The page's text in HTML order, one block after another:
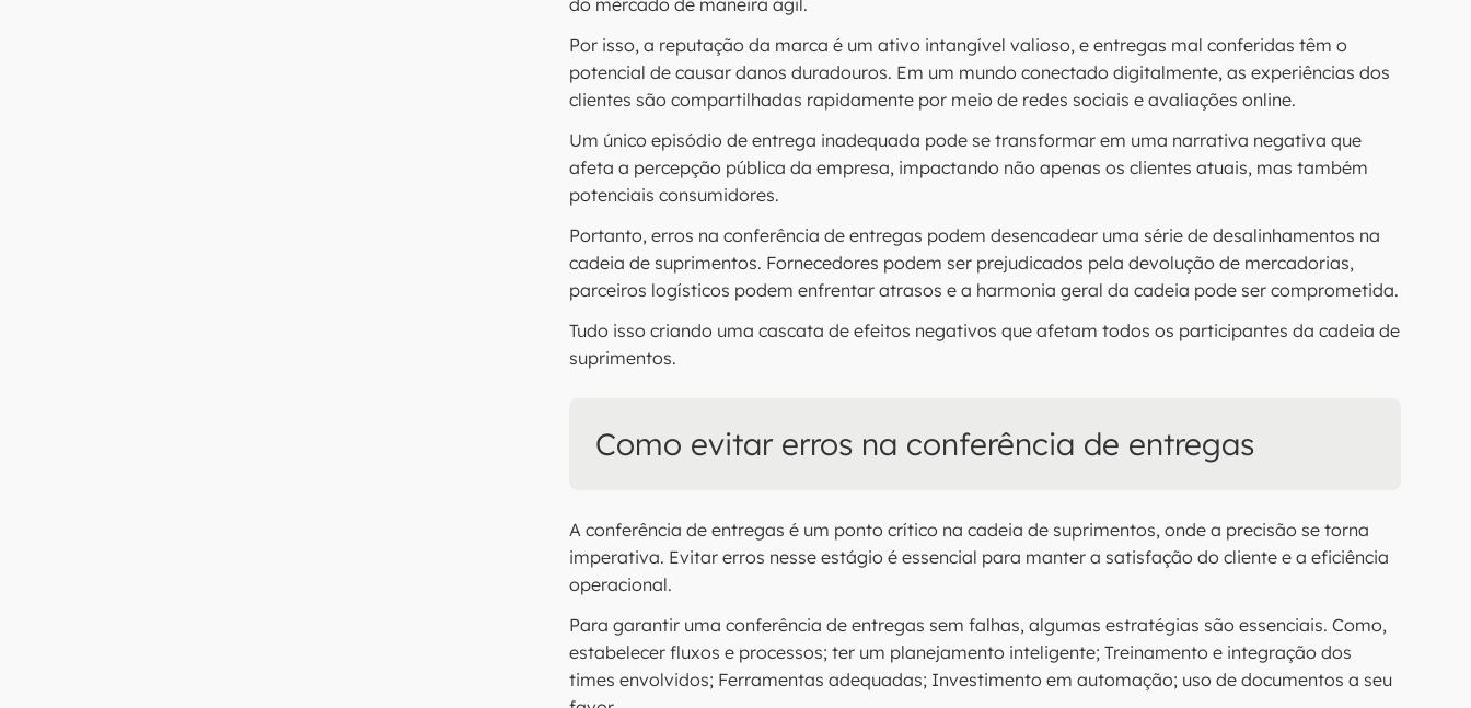
do mercado de maneira ágil.
Por isso, a reputação da marca é um ativo intangível valioso, e entregas mal conferidas têm o
potencial de causar danos duradouros. Em um mundo conectado digitalmente, as experiências dos
clientes são compartilhadas rapidamente por meio de redes sociais e avaliações online.
Um único episódio de entrega inadequada pode se transformar em uma narrativa negativa que
afeta a percepção pública da empresa, impactando não apenas os clientes atuais, mas também
potenciais consumidores.
Portanto, erros na conferência de entregas podem desencadear uma série de desalinhamentos na
cadeia de suprimentos. Fornecedores podem ser prejudicados pela devolução de mercadorias,
parceiros logísticos podem enfrentar atrasos e a harmonia geral da cadeia pode ser comprometida.
Tudo isso criando uma cascata de efeitos negativos que afetam todos os participantes da cadeia de
suprimentos.
Como evitar erros na conferência de entregas
A conferência de entregas é um ponto crítico na cadeia de suprimentos, onde a precisão se torna
imperativa. Evitar erros nesse estágio é essencial para manter a satisfação do cliente e a eficiência
operacional.
Para garantir uma conferência de entregas sem falhas, algumas estratégias são essenciais. Como,
estabelecer fluxos e processos; ter um planejamento inteligente; Treinamento e integração dos
times envolvidos; Ferramentas adequadas; Investimento em automação; uso de documentos a seu